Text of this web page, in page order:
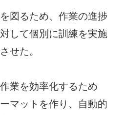
図るため、作業の進捗
して個別に訓練を実施
せた。
業を効率化するため
マットを作り、自動的